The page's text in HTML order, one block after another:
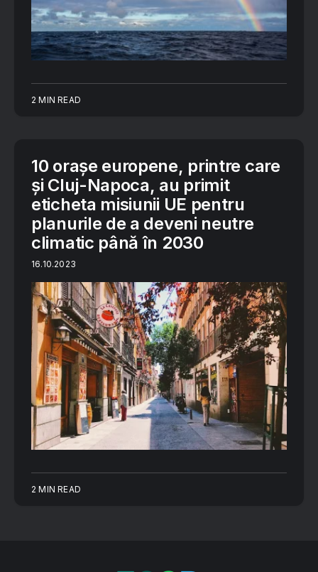
2 MIN READ
10 orașe europene, printre care
și Cluj-Napoca, au primit
eticheta misiunii UE pentru
planurile de a deveni neutre
climatic până în 2030
16.10.2023
2 MIN READ